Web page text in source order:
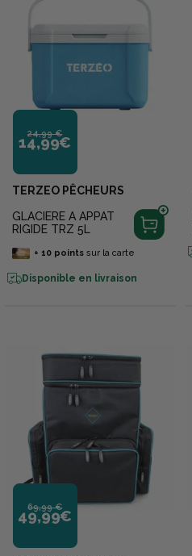
24,99 €
14,99€
TERZEO PÊCHEURS
GLACIERE A APPAT
RIGIDE TRZ 5L
+ 10pointssur la carte
Disponible en livraison
69,99 €
49,99€